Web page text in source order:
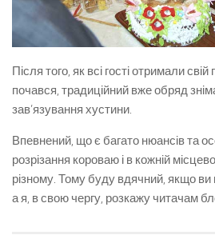
Після того, як всі гості отримали
почався, традиційний вже обряд
зав’язування хустини.
Впевнений, що є багато нюансів та
розрізання короваю і в кожній
різному. Тому буду вдячний, якщо ви
а я, в свою чергу, розкажу читачам